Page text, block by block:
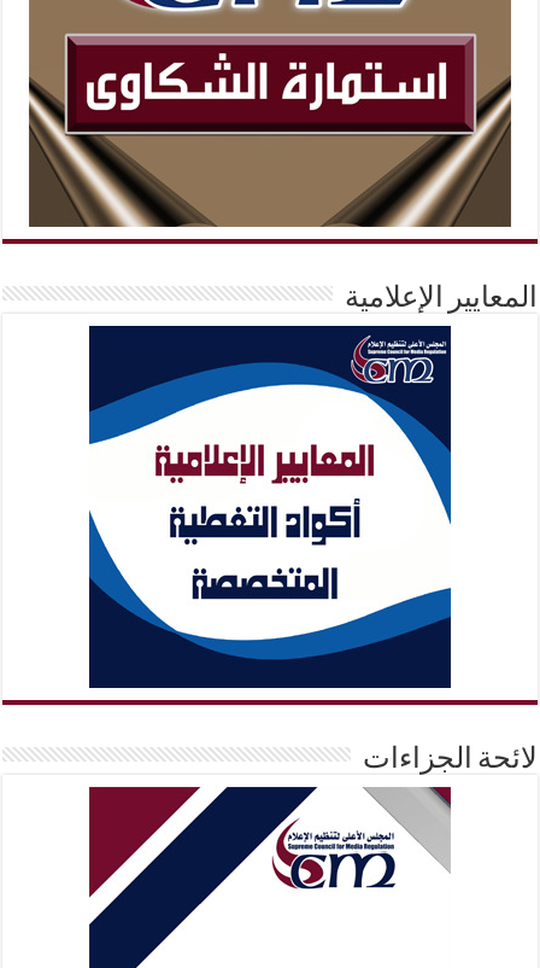
المعايير الإعلامية
لائحة الجزاءات